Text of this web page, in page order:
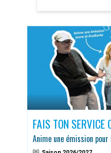
FAIS TON
Anime une émission pour